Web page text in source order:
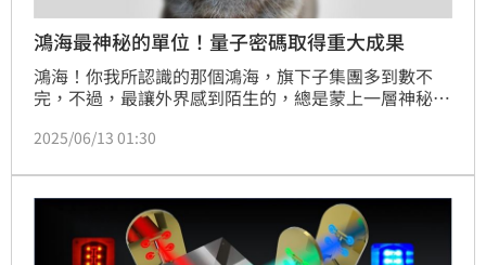
鴻海最神秘的單位！量子密碼取得重大成果
鴻海！你我所認識的那個鴻海，旗下子集團多到數不
完，不過，最讓外界感到陌生的，總是蒙上一層神秘面
HHRI）莫屬，這個高深莫測的單位，經常發表一些平
2025/06/13 01:30